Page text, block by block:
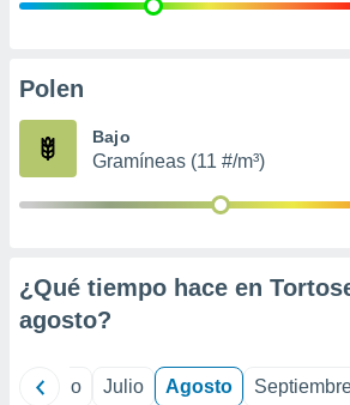
publicidad
de
Polen
Bajo
Gramíneas (11 #/m³)
¿Qué tiempo hace en
agosto?
Junio Julio Agosto